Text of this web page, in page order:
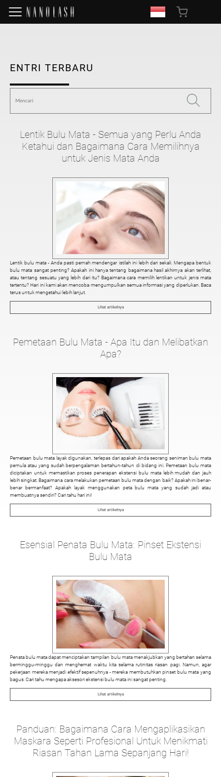
ENTRI TERBARU
Lentik Bulu Mata - Semua yang Perlu Anda
Ketahui dan Bagaimana Cara Memilihnya
untuk Jenis Mata Anda
Lentik bulu mata - Anda pasti pernah mendengar istilah ini lebih dari sekali. Mengapa bentuk
bulu mata sangat penting? Apakah ini hanya tentang bagaimana hasil akhirnya akan terlihat,
atau tentang sesuatu yang lebih dari itu? Bagaimana cara memilih lentikan untuk jenis mata
tertentu? Hari ini kami akan mencoba mengumpulkan semua informasi yang diperlukan. Baca
terus untuk mengetahui lebih lanjut.
Lihat artikelnya
Pemetaan Bulu Mata - Apa Itu dan Melibatkan
Apa?
Pemetaan bulu mata layak digunakan, terlepas dari apakah Anda seorang seniman bulu mata
pemula atau yang sudah berpengalaman bertahun-tahun di bidang ini. Pemetaan bulu mata
diciptakan untuk memastikan proses penerapan ekstensi bulu mata lebih mudah dan jauh
lebih singkat. Bagaimana cara melakukan pemetaan bulu mata dengan baik? Apakah ini benar-
benar bermanfaat? Apakah layak menggunakan peta bulu mata yang sudah jadi atau
membuatnya sendiri? Cari tahu hari ini!
Lihat artikelnya
Esensial Penata Bulu Mata: Pinset Ekstensi
Bulu Mata
Penata bulu mata dapat menciptakan tampilan bulu mata menakjubkan yang bertahan selama
berminggu-minggu dan menghemat waktu kita selama rutinitas riasan pagi. Namun, agar
pekerjaan mereka menjadi efektif sepenuhnya - mereka membutuhkan pinset bulu mata yang
bagus. Cari tahu mengapa aksesori ekstensi bulu mata ini sangat penting.
Lihat artikelnya
Panduan: Bagaimana Cara Mengaplikasikan
Maskara Seperti Profesional Untuk Menikmati
Riasan Tahan Lama Sepanjang Hari!